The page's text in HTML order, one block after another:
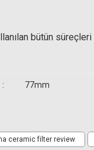
bütün
: 77mm
ceramic filter review